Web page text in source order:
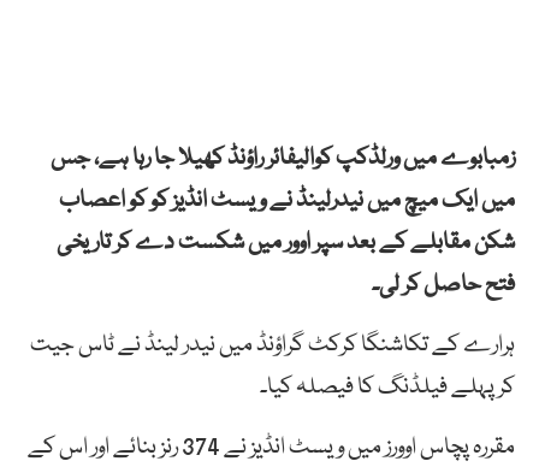
زمبابوے میں ورلڈکپ کوالیفائر راؤنڈ کھیلا جا رہا ہے، جس
میں ایک میچ میں نیدرلینڈ نے ویسٹ انڈیز کو کو اعصاب
شکن مقابلے کے بعد سپر اوور میں شکست دے کر تاریخی
فتح حاصل کر لی۔
ہرارے کے تکاشنگا کرکٹ گراؤنڈ میں نیدر لینڈ نے ٹاس جیت
کر پہلے فیلڈنگ کا فیصلہ کیا۔
مقررہ پچاس اوورز میں ویسٹ انڈیز نے 374 رنز بنائے اور اس کے